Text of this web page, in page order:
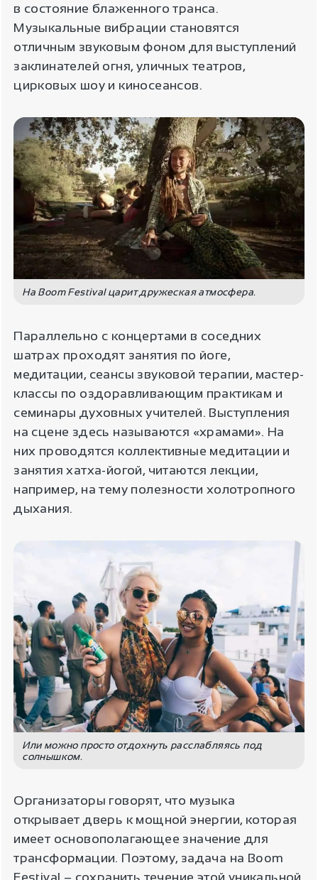
в состояние блаженного транса.
Музыкальные вибрации становятся
отличным звуковым фоном для выступлений
заклинателей огня, уличных театров,
цирковых шоу и киносеансов.
На Boom Festival царит дружеская атмосфера.
Параллельно с концертами в соседних
шатрах проходят занятия по йоге,
медитации, сеансы звуковой терапии, мастер-
классы по оздоравливающим практикам и
семинары духовных учителей. Выступления
на сцене здесь называются «храмами». На
них проводятся коллективные медитации и
занятия хатха-йогой, читаются лекции,
например, на тему полезности холотропного
дыхания.
Или можно просто отдохнуть расслабляясь под
солнышком.
Организаторы говорят, что музыка
открывает дверь к мощной энергии, которая
имеет основополагающее значение для
трансформации. Поэтому, задача на Boom